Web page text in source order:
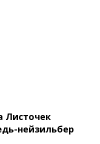
Листочек
нейзильбер